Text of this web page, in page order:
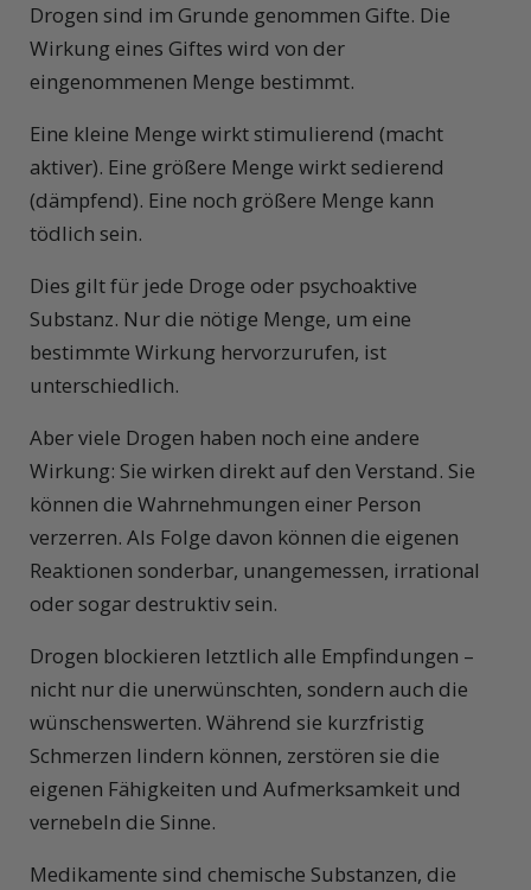
Drogen sind im Grunde genommen Gifte. Die
Wirkung eines Giftes wird von der
eingenommenen Menge bestimmt.
Eine kleine Menge wirkt stimulierend (macht
aktiver). Eine größere Menge wirkt sedierend
(dämpfend). Eine noch größere Menge kann
tödlich sein.
Dies gilt für jede Droge oder psychoaktive
Substanz. Nur die nötige Menge, um eine
bestimmte Wirkung hervorzurufen, ist
unterschiedlich.
Aber viele Drogen haben noch eine andere
Wirkung: Sie wirken direkt auf den Verstand. Sie
können die Wahrnehmungen einer Person
verzerren. Als Folge davon können die eigenen
Reaktionen sonderbar, unangemessen, irrational
oder sogar destruktiv sein.
Drogen blockieren letztlich alle Empfindungen –
nicht nur die unerwünschten, sondern auch die
wünschenswerten. Während sie kurzfristig
Schmerzen lindern können, zerstören sie die
eigenen Fähigkeiten und Aufmerksamkeit und
vernebeln die Sinne.
Medikamente sind chemische Substanzen, die